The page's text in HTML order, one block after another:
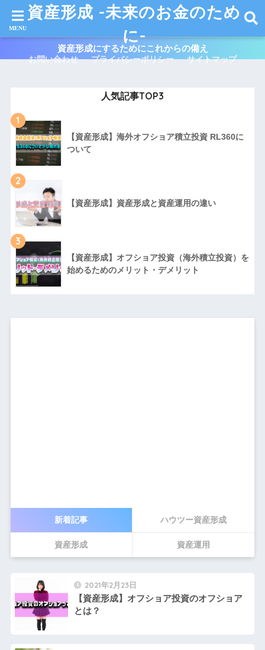
資産形成 -未来のお金のため
に-
お問い合わせ プライバシーポリシー サイトマップ
資産形成にするためにこれからの備え
人気記事TOP3
1
【資産形成】海外オフショア積立投資 RL360に
ついて
2
【資産形成】資産形成と資産運用の違い
3
【資産形成】オフショア投資（海外積立投資）を
始めるためのメリット・デメリット
新着記事 ハウツー資産形成
資産形成 資産運用
2021年2月23日
【資産形成】オフショア投資のオフショア
とは？